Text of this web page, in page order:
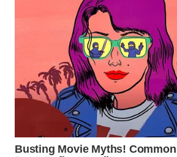
MASYARAKAT
KELISTRIKAN
ID